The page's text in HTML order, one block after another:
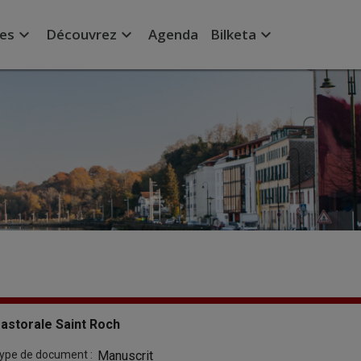
expand_more Découvrez expand_more Agenda Bilketa expand_more
Saint Roch
de document : Manuscrit